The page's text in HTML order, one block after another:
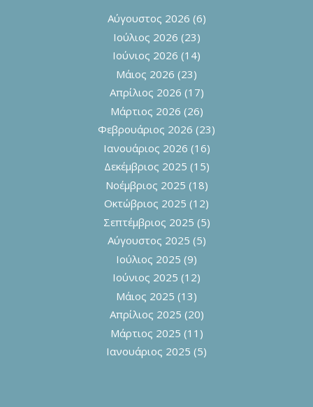
Αύγουστος 2026 (6)
Ιούλιος 2026 (23)
Ιούνιος 2026 (14)
Μάιος 2026 (23)
Απρίλιος 2026 (17)
Μάρτιος 2026 (26)
Φεβρουάριος 2026 (23)
Ιανουάριος 2026 (16)
Δεκέμβριος 2025 (15)
Νοέμβριος 2025 (18)
Οκτώβριος 2025 (12)
Σεπτέμβριος 2025 (5)
Αύγουστος 2025 (5)
Ιούλιος 2025 (9)
Ιούνιος 2025 (12)
Μάιος 2025 (13)
Απρίλιος 2025 (20)
Μάρτιος 2025 (11)
Ιανουάριος 2025 (5)